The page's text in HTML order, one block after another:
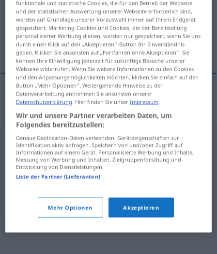
Übersicht aller Übersetzungen
(Für mehr Details die Übersetzung anklicken/antippen)
desollar
desollar abhäuten
funktionale und statistische Cookies, die für den Betrieb der Webseite
und der statistischen Auswertung unserer Webseite erforderlich sind,
werden auf Grundlage unserer Vorauswahl immer auf Ihrem Endgerät
gespeichert. Marketing-Cookies und Cookies, die der Bereitstellung
personalisierter Werbung dienen, werden nur gespeichert, wenn Sie uns
durch einen Klick auf den „Akzeptieren“-Button Ihr Einverständnis
geben. Klicken Sie ansonsten auf „Fortfahren ohne Akzeptieren“. Sie
können Ihre Einwilligung jederzeit für zukünftige Besuche unserer
Webseite widerrufen. Wenn Sie weitere Informationen zu den Cookies
und den Anpassungsmöglichkeiten möchten, klicken Sie einfach auf den
Button „Mehr Optionen“. Weitergehende Hinweise zu der
Datenverarbeitung entnehmen Sie ansonsten unserer
Datenschutzerklärung. Hier finden Sie unserImpressum.
Wir und unsere Partner verarbeiten Daten, um
Folgendes bereitzustellen:
Genaue Geolocation-Daten verwenden. Geräteeigenschaften zur
Identifikation aktiv abfragen. Speichern von und/oder Zugriff auf
Informationen auf einem Gerät. Personalisierte Werbung und Inhalte,
Messung von Werbung und Inhalten, Zielgruppenforschung und
Entwicklung von Dienstleistungen.
Liste der Partner (Lieferanten)
Mehr Optionen Akzeptieren